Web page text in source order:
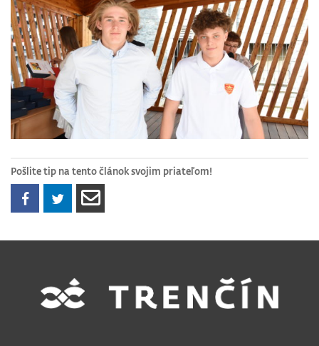
Pošlite tip na tento článok svojim priateľom!